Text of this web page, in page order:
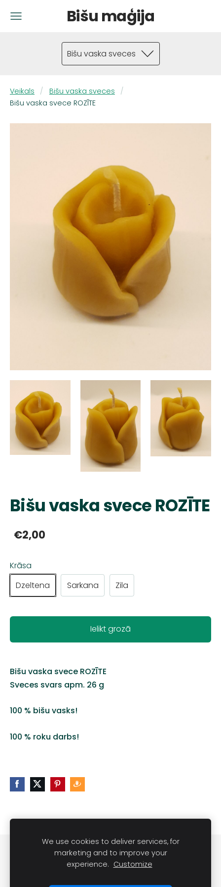
Bišu maģija
Bišu vaska sveces
Veikals
Bišu vaska sveces
Bišu vaska svece ROZĪTE
Bišu vaska svece ROZĪTE
€2,00
Krāsa
Dzeltena
Sarkana Zila
Ielikt grozā
Bišu vaska svece ROZĪTE
Sveces svars apm. 26 g
100 % bišu vasks!
100 % roku darbs!
Noteikumi
Kontakti
Sveču lietošanas noteikumi
Sīkdatnes
We use cookies to deliver services, for
marketing and to improve your
experience. Customize